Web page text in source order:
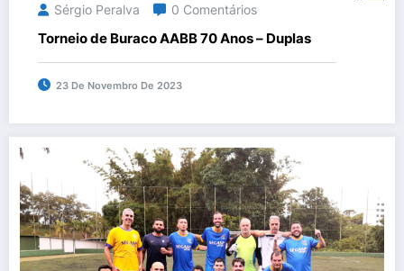
Sérgio Peralva 0 Comentários
Torneio de Buraco AABB 70 Anos – Duplas
23 De Novembro De 2023